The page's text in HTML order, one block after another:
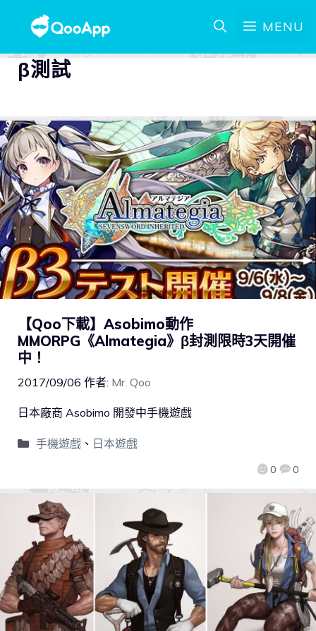
MENU
β測試
【Qoo下載】Asobimo動作
MMORPG《Almategia》β封測限時3天開催
中！
2017/09/06 作者: Mr. Qoo
0 0
日本廠商 Asobimo 開發中手機遊戲
手機遊戲、 日本遊戲